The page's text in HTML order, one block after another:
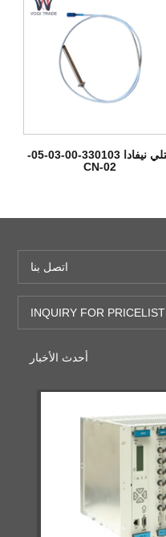
بنتلي نيفادا 330103-00-03-05-
02-CN
اتصل بنا
INQUIRY FOR PRICELIST
أحدث الأخبار